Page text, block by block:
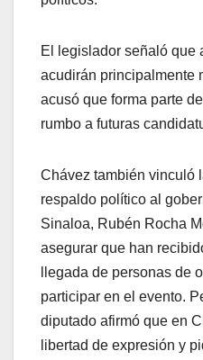
El legislador señaló que
acudirán principalmente
acusó que forma parte
rumbo a futuras
Chávez también vinculó
respaldo político al
Sinaloa, Rubén Rocha
asegurar que han
llegada de personas de
participar en el evento.
diputado afirmó que en
libertad de expresión y